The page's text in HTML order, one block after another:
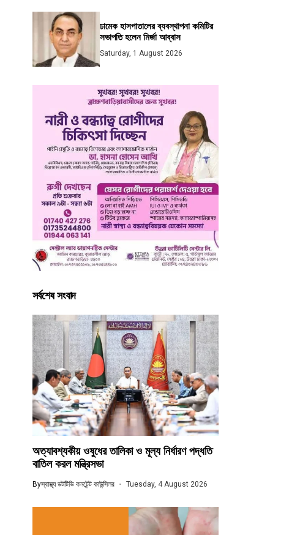
ঢামেক হাসপাতালের ব্যবস্থাপনা কমিটির
সভাপতি হলেন মির্জা আব্বাস
Saturday, 1 August 2026
সর্বশেষ সংবাদ
অত্যাবশ্যকীয় ওষুধের তালিকা ও মূল্য নির্ধারণ পদ্ধতি
বাতিল করল মন্ত্রিসভা
Byস্বাস্থ্য ডটটিভি কনটেন্ট কাউন্সিলর Tuesday, 4 August 2026